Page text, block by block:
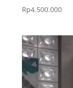
Rp4.500.000